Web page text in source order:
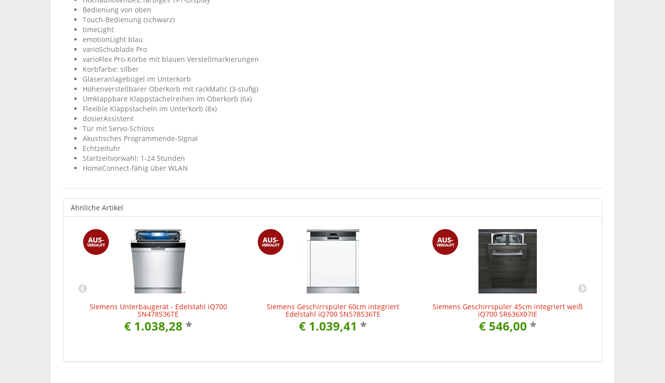
Bedienung von oben
Touch-Bedienung (schwarz)
timeLight
emotionLight blau
varioSchublade Pro
varioFlex Pro-Körbe mit blauen Verstellmarkierungen
Korbfarbe: silber
Gläseranlagebügel im Unterkorb
Höhenverstellbarer Oberkorb mit rackMatic (3-stufig)
Umklappbare Klappstachelreihen im Oberkorb (6x)
Flexible Klappstacheln im Unterkorb (8x)
dosierAssistent
Tür mit Servo-Schloss
Akustisches Programmende-Signal
Echtzeituhr
Startzeitvorwahl: 1-24 Stunden
HomeConnect-fähig über WLAN
Ähnliche Artikel
Siemens Unterbaugerät - Edelstahl iQ700
SN478S36TE
€ 1.038,28 *
Siemens Geschirrspüler 60cm integriert
Edelstahl iQ700 SN578S36TE
€ 1.039,41 *
Siemens Geschirrspüler 45cm integriert weiß
iQ700 SR636X07IE
€ 546,00 *